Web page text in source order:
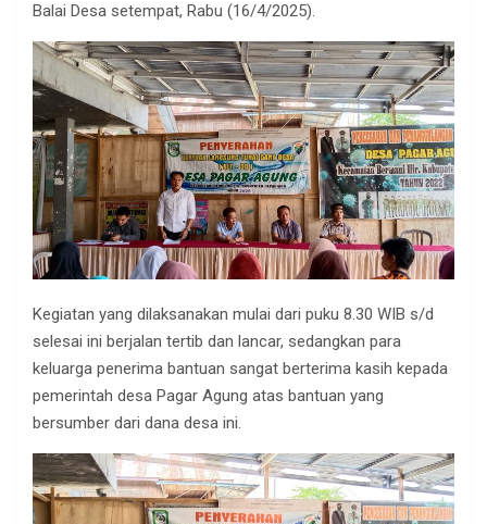
Balai Desa setempat, Rabu (16/4/2025).
Kegiatan yang dilaksanakan mulai dari puku 8.30 WIB s/d
selesai ini berjalan tertib dan lancar, sedangkan para
keluarga penerima bantuan sangat berterima kasih kepada
pemerintah desa Pagar Agung atas bantuan yang
bersumber dari dana desa ini.